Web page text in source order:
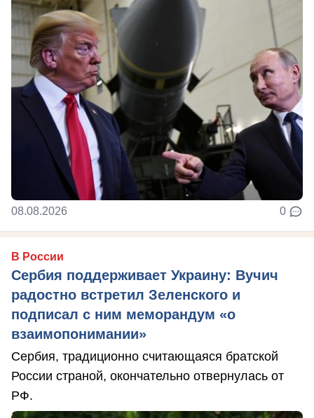
08.08.2026 0
В России
Сербия поддерживает Украину: Вучич
радостно встретил Зеленского и
подписал с ним меморандум «о
взаимопонимании»
Сербия, традиционно считающаяся братской
России страной, окончательно отвернулась от
РФ.